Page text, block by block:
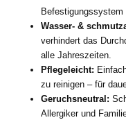
Wasser- &
verhindert das
alle Jahreszeiten.
Pflegeleicht:
zu reinigen – für
Geruchsneutral:
Allergiker und